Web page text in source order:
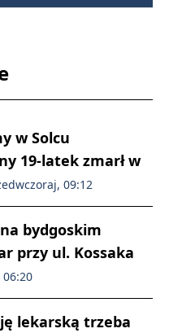
w Solcu
19-latek zmarł w
09:12
bydgoskim
przy ul. Kossaka
lekarską trzeba